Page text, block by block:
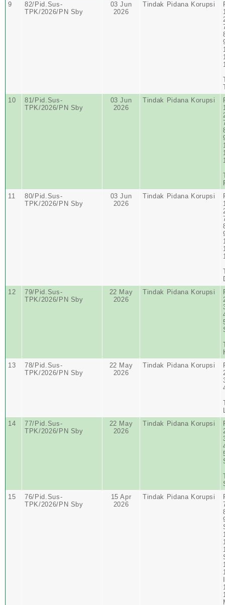
9
82/Pid.Sus-
TPK/2026/PN Sby
03 Jun
2026
Tindak Pidana Korupsi
10
81/Pid.Sus-
TPK/2026/PN Sby
03 Jun
2026
Tindak Pidana Korupsi
11
80/Pid.Sus-
TPK/2026/PN Sby
03 Jun
2026
Tindak Pidana Korupsi
12
79/Pid.Sus-
TPK/2026/PN Sby
22 May
2026
Tindak Pidana Korupsi
13
78/Pid.Sus-
TPK/2026/PN Sby
22 May
2026
Tindak Pidana Korupsi
14
77/Pid.Sus-
TPK/2026/PN Sby
22 May
2026
Tindak Pidana Korupsi
15
76/Pid.Sus-
TPK/2026/PN Sby
15 Apr
2026
Tindak Pidana Korupsi